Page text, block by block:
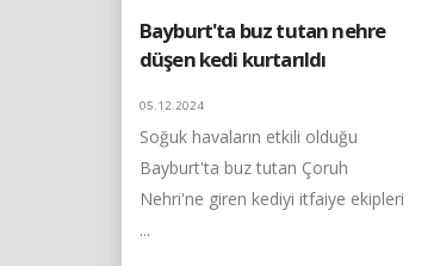
Bayburt'ta buz tutan nehre
düşen kedi kurtarıldı
05.12.2024
Soğuk havaların etkili olduğu
Bayburt'ta buz tutan Çoruh
Nehri'ne giren kediyi itfaiye ekipleri
...